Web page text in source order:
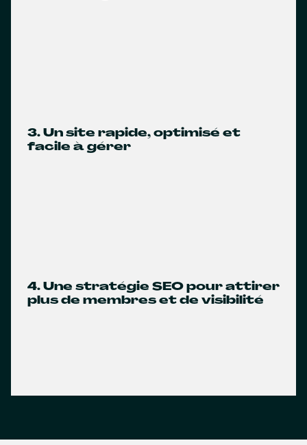
3. Un site rapide, optimisé et
facile à gérer
4. Une stratégie SEO pour attirer
plus de membres et de visibilité